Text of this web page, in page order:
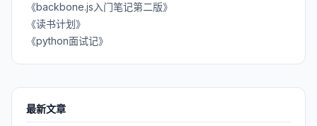
《backbone.js入门笔记第二版》
《读书计划》
《python面试记》
最新文章